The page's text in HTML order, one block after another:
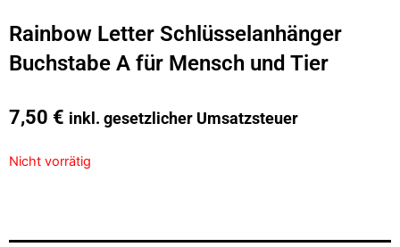
Rainbow Letter Schlüsselanhänger
Buchstabe A für Mensch und Tier
7,50 € inkl. gesetzlicher Umsatzsteuer
Nicht vorrätig